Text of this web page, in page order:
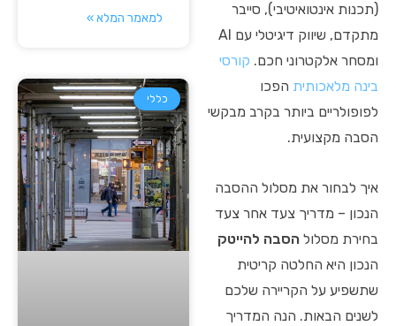
(תכנות אינטואיטיבי), סייבר
מתקדם, שיווק דיגיטלי עם AI
ומסחר אלקטרוני חכם. קורסי
בינה מלאכותית הפכו
לפופולריים ביותר בקרב מבקשי
הסבה מקצועית.
איך לבחור את מסלול ההסבה
הנכון – מדריך צעד אחר צעד
בחירת מסלול הסבה להייטק
הנכון היא החלטה קריטית
שתשפיע על הקריירה שלכם
לשנים הבאות. הנה המדריך
למאמר המלא »
כללי